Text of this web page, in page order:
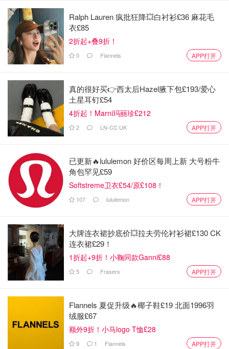
Ralph Lauren 疯批狂降💥白衬衫£36 麻花毛
衣£85
2折起+叠9折！
0 Flannels APP打开
真的很好买👉西太后Hazel腋下包£193/爱心
土星耳钉£54
4折起！Marni玛丽珍£212
2 LN-CC UK APP打开
已更新🔥lululemon 好价区每周上新 大号粉牛
角包罕见£59
Softstreme卫衣£54/原£108！
107 lululemon APP打开
大牌连衣裙抄底价💥拉夫劳伦衬衫裙£130 CK
连衣裙£29！
1折起+9折！小鞠同款Ganni£88
5 Frasers APP打开
Flannels 夏促升级🔥椰子鞋£19 北面1996羽
绒服£67
额外9折！小马logo T恤£28
9 1 Flannels APP打开